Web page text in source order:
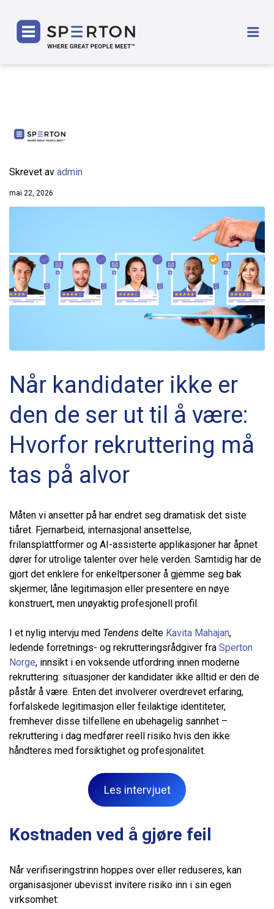
Skrevet av admin
mai 22, 2026
Når kandidater ikke er
den de ser ut til å være:
Hvorfor rekruttering må
tas på alvor
Måten vi ansetter på har endret seg dramatisk det siste
tiåret. Fjernarbeid, internasjonal ansettelse,
frilansplattformer og AI-assisterte applikasjoner har åpnet
dører for utrolige talenter over hele verden. Samtidig har de
gjort det enklere for enkeltpersoner å gjemme seg bak
skjermer, låne legitimasjon eller presentere en nøye
konstruert, men unøyaktig profesjonell profil.
I et nylig intervju med Tendens delte Kavita Mahajan,
ledende forretnings- og rekrutteringsrådgiver fra Sperton
Norge, innsikt i en voksende utfordring innen moderne
rekruttering: situasjoner der kandidater ikke alltid er den de
påstår å være. Enten det involverer overdrevet erfaring,
forfalskede legitimasjon eller feilaktige identiteter,
fremhever disse tilfellene en ubehagelig sannhet –
rekruttering i dag medfører reell risiko hvis den ikke
håndteres med forsiktighet og profesjonalitet.
Les intervjuet
Kostnaden ved å gjøre feil
Når verifiseringstrinn hoppes over eller reduseres, kan
organisasjoner ubevisst invitere risiko inn i sin egen
virksomhet: